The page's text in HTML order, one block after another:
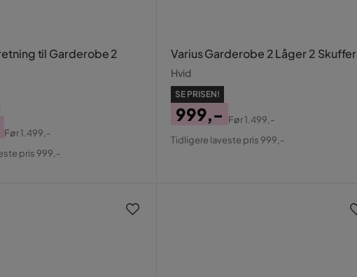
til Garderobe 2
Før1.499,-
pris 999,-
Varius Garderobe 2 Låger 2 Skuffer
Hvid
SE PRISEN!
Pris
999,-
Original
Før1.499,-
Tidligere laveste pris 999,-